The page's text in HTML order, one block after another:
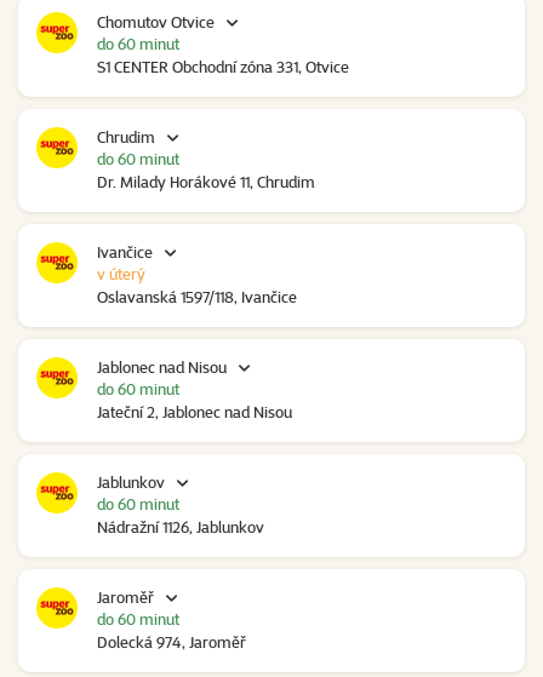
Chomutov Otvice
S1 CENTER Obchodní zóna 331, Otvice
do 60 minut
Chrudim
Dr. Milady Horákové 11, Chrudim
do 60 minut
Ivančice
Oslavanská 1597/118, Ivančice
v úterý
Jablonec nad Nisou
Jateční 2, Jablonec nad Nisou
do 60 minut
Jablunkov
Nádražní 1126, Jablunkov
do 60 minut
Jaroměř
Dolecká 974, Jaroměř
do 60 minut